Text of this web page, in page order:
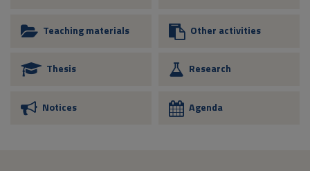
Teaching materials Other activities
Thesis Research
Notices Agenda